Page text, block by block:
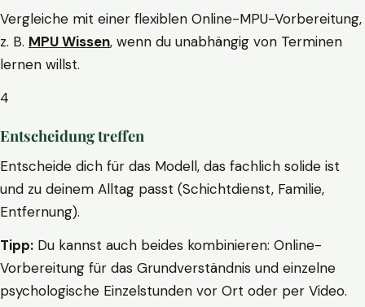
Vergleiche mit einer flexiblen Online-MPU-Vorbereitung,
z. B. MPU Wissen, wenn du unabhängig von Terminen
lernen willst.
4
Entscheidung treffen
Entscheide dich für das Modell, das fachlich solide ist
und zu deinem Alltag passt (Schichtdienst, Familie,
Entfernung).
Tipp: Du kannst auch beides kombinieren: Online-
Vorbereitung für das Grundverständnis und einzelne
psychologische Einzelstunden vor Ort oder per Video.